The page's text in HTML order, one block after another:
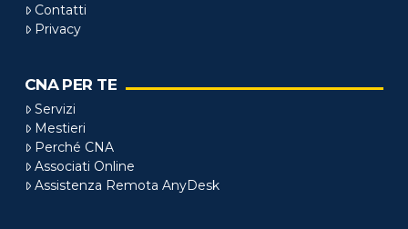
Contatti
Privacy
CNA PER TE
Servizi
Mestieri
Perché CNA
Associati Online
Assistenza Remota AnyDesk